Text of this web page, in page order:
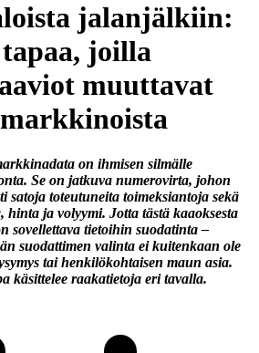
jalanjälkiin:
joilla
muuttavat
on ihmisen silmälle
Se on jatkuva numerovirta, johon
satoja toteutuneita toimeksiantoja sekä
ja volyymi. Jotta tästä kaaoksesta
sovellettava tietoihin suodatinta –
suodattimen valinta ei kuitenkaan ole
tai henkilökohtaisen maun asia.
käsittelee raakatietoja eri tavalla.